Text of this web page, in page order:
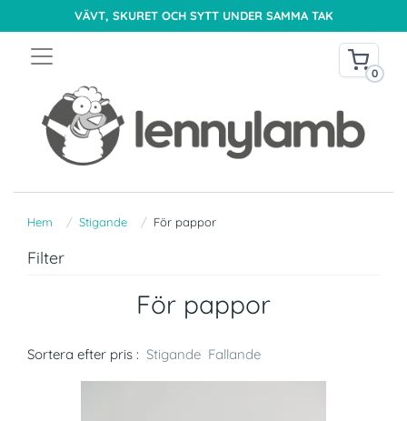
VÄVT, SKURET OCH SYTT UNDER SAMMA TAK
0
Hem Stigande För pappor
Filter
För pappor
Sortera efter pris : Stigande Fallande